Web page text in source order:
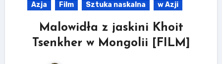
Azja Film Sztuka naskalna w Azji
Malowidła z jaskini Khoit
Tsenkher w Mongolii [FILM]